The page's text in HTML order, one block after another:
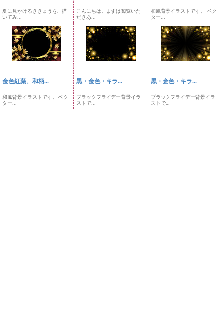
夏に見かけるききょうを、描
いてみ...
こんにちは。まずは閲覧いた
だきあ...
和風背景イラストです。 ベク
ター...
金色紅葉、和柄...
和風背景イラストです。 ベク
ター...
黒・金色・キラ...
ブラックフライデー背景イラ
ストで...
黒・金色・キラ...
ブラックフライデー背景イラ
ストで...